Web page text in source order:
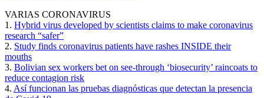
VARIAS CORONAVIRUS
1. Hybrid virus developed by scientists claims to make coronavirus
research “safer”
2. Study finds coronavirus patients have rashes INSIDE their
mouths
3. Bolivian sex workers bet on see-through ‘biosecurity’ raincoats to
reduce contagion risk
4. Así funcionan las pruebas diagnósticas que detectan la presencia